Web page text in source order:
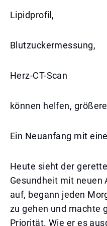
Lipidprofil,
Blutzuckermessung,
Herz-CT-Scan
können helfen,
Ein Neuanfang mit
Heute sieht der
Gesundheit mit neuen
auf, begann jeden
zu gehen und machte
Priorität. Wie er es